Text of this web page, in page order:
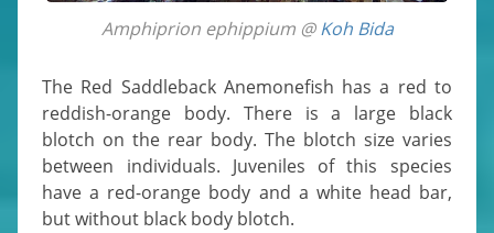
Amphiprion ephippium @Koh Bida
The Red Saddleback Anemonefish has a red to
reddish-orange body. There is a large black
blotch on the rear body. The blotch size varies
between individuals. Juveniles of this species
have a red-orange body and a white head bar,
but without black body blotch.